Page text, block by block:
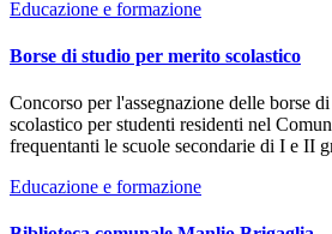
Educazione e formazione
Borse di studio per merito scolastico
Concorso per l'assegnazione delle borse
scolastico per studenti residenti nel
frequentanti le scuole secondarie di I e II
Educazione e formazione